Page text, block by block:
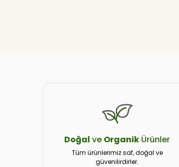
Doğal ve Organik Ürünler
Tüm ürünlerimiz saf, doğal ve
güvenilirdirler.